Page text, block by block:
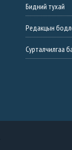
Бидний тухай
Редакцын
Сурталчилгаа